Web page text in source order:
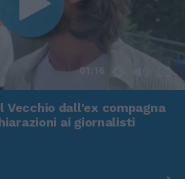
01:16
Vecchio dall'ex compagna
ai giornalisti